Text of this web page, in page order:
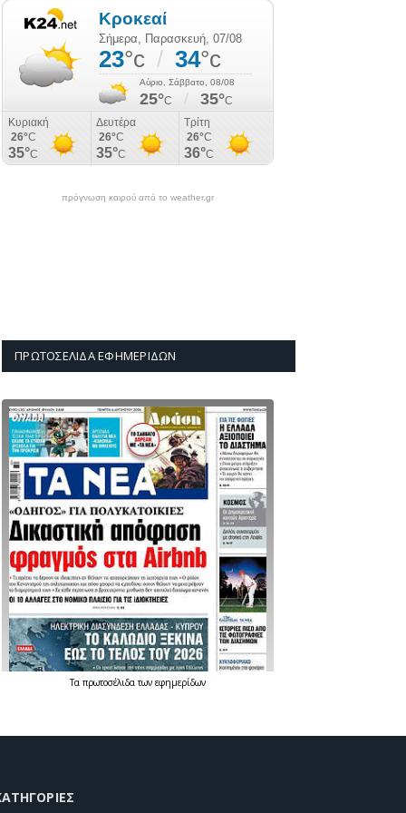
πρόγνωση καιρού από το weather.gr
ΠΡΩΤΟΣΈΛΙΔΑ ΕΦΗΜΕΡΊΔΩΝ
Τα πρωτοσέλιδατων εφημερίδων